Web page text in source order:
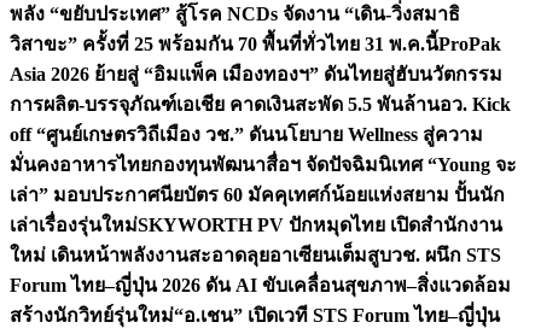
พลัง “ขยับประเทศ” สู้โรค NCDs จัดงาน “เดิน-วิ่งสมาธิ
วิสาขะ” ครั้งที่ 25 พร้อมกัน 70 พื้นที่ทั่วไทย 31 พ.ค.นี้ProPak
Asia 2026 ย้ายสู่ “อิมแพ็ค เมืองทองฯ” ดันไทยสู่ฮับนวัตกรรม
การผลิต-บรรจุภัณฑ์เอเชีย คาดเงินสะพัด 5.5 พันล้านอว. Kick
off “ศูนย์เกษตรวิถีเมือง วช.” ดันนโยบาย Wellness สู่ความ
มั่นคงอาหารไทยกองทุนพัฒนาสื่อฯ จัดปัจฉิมนิเทศ “Young จะ
เล่า” มอบประกาศนียบัตร 60 มัคคุเทศก์น้อยแห่งสยาม ปั้นนัก
เล่าเรื่องรุ่นใหม่SKYWORTH PV ปักหมุดไทย เปิดสำนักงาน
ใหม่ เดินหน้าพลังงานสะอาดลุยอาเซียนเต็มสูบวช. ผนึก STS
Forum ไทย–ญี่ปุ่น 2026 ดัน AI ขับเคลื่อนสุขภาพ–สิ่งแวดล้อม
สร้างนักวิทย์รุ่นใหม่“อ.เชน” เปิดเวที STS Forum ไทย–ญี่ปุ่น